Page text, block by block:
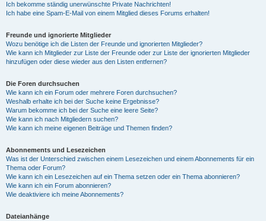
d
e
o
Ich bekomme ständig unerwünschte Private Nachrichten!
Ich habe eine Spam-E-Mail von einem Mitglied dieses Forums erhalten!
Freunde und ignorierte Mitglieder
Wozu benötige ich die Listen der Freunde und ignorierten Mitglieder?
Wie kann ich Mitglieder zur Liste der Freunde oder zur Liste der ignorierten Mitglieder
hinzufügen oder diese wieder aus den Listen entfernen?
Die Foren durchsuchen
Wie kann ich ein Forum oder mehrere Foren durchsuchen?
Weshalb erhalte ich bei der Suche keine Ergebnisse?
Warum bekomme ich bei der Suche eine leere Seite?
Wie kann ich nach Mitgliedern suchen?
Wie kann ich meine eigenen Beiträge und Themen finden?
Abonnements und Lesezeichen
Was ist der Unterschied zwischen einem Lesezeichen und einem Abonnements für ein
Thema oder Forum?
Wie kann ich ein Lesezeichen auf ein Thema setzen oder ein Thema abonnieren?
Wie kann ich ein Forum abonnieren?
Wie deaktiviere ich meine Abonnements?
Dateianhänge